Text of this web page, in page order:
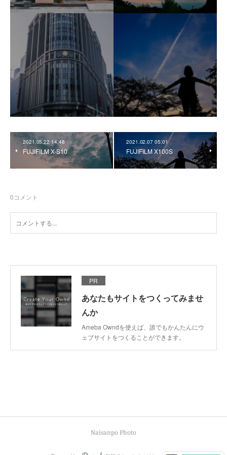
2021.05.22 14:48
FUJIFILM X-S10
2021.02.07 05:01
FUJIFILM X100S
0コメント
PR
あなたもサイトをつくってみませ
んか
Ameba Owndを使えば、誰でもかんたんにウ
ェブサイトをつくることができます。
Naisanpo Photo